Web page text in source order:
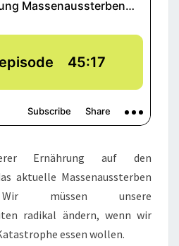
Ernährung auf den
aktuelle Massenaussterben
müssen unsere
radikal ändern, wenn wir
essen wollen.